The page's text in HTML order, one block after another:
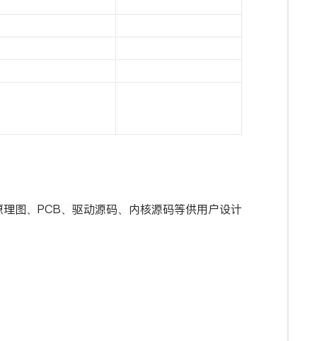
图、PCB、驱动源码、内核源码等供用户设计